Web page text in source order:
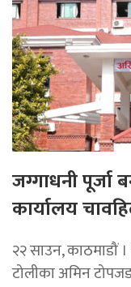
जग्गाधनी पूर्जा
कार्यालय
२२ साउन, काठमाडौं
टोलीका अमिन